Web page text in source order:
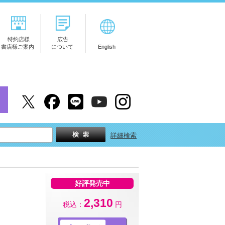
特約店様
書店様ご案内
広告
について
English
詳細検索
好評発売中
税込： 2,310 円